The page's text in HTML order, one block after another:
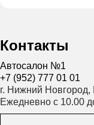
Контакты
Автосалон №1
+7 (952) 777 01 01
г. Нижний
Ежедневно с 10.00